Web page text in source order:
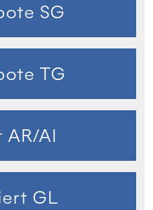
SG
TG
AR/AI
GL